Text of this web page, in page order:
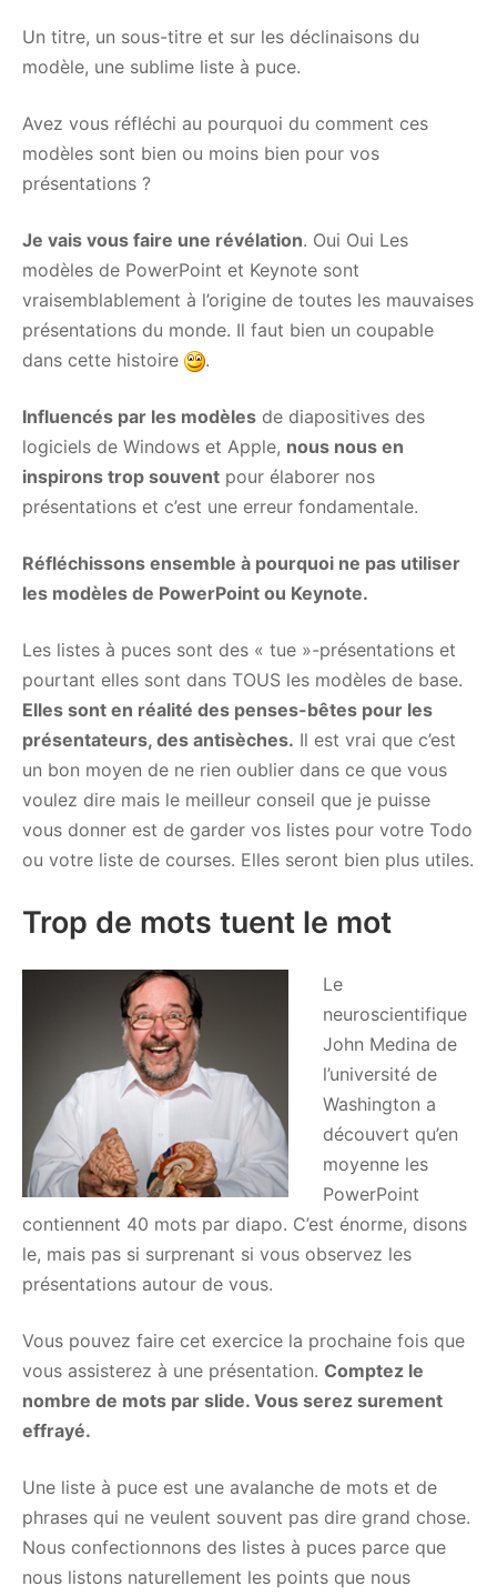
Un titre, un sous-titre et sur les déclinaisons du
modèle, une sublime liste à puce.
Avez vous réfléchi au pourquoi du comment ces
modèles sont bien ou moins bien pour vos
présentations ?
Je vais vous faire une révélation. Oui Oui Les
modèles de PowerPoint et Keynote sont
vraisemblablement à l’origine de toutes les mauvaises
présentations du monde. Il faut bien un coupable
dans cette histoire
.
Influencés par les modèles de diapositives des
logiciels de Windows et Apple, nous nous en
inspirons trop souvent pour élaborer nos
présentations et c’est une erreur fondamentale.
Réfléchissons ensemble à pourquoi ne pas utiliser
les modèles de PowerPoint ou Keynote.
Les listes à puces sont des « tue »-présentations et
pourtant elles sont dans TOUS les modèles de base.
Elles sont en réalité des penses-bêtes pour les
présentateurs, des antisèches. Il est vrai que c’est
un bon moyen de ne rien oublier dans ce que vous
voulez dire mais le meilleur conseil que je puisse
vous donner est de garder vos listes pour votre Todo
ou votre liste de courses. Elles seront bien plus utiles.
Trop de mots tuent le mot
Le
neuroscientifique
John Medina de
l’université de
Washington a
découvert qu’en
moyenne les
PowerPoint
contiennent 40 mots par diapo. C’est énorme, disons
le, mais pas si surprenant si vous observez les
présentations autour de vous.
Vous pouvez faire cet exercice la prochaine fois que
vous assisterez à une présentation. Comptez le
nombre de mots par slide. Vous serez surement
effrayé.
Une liste à puce est une avalanche de mots et de
phrases qui ne veulent souvent pas dire grand chose.
Nous confectionnons des listes à puces parce que
nous listons naturellement les points que nous